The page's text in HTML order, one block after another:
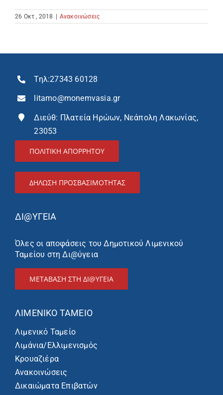
26 Οκτ , 2018 Ανακοινώσεις
Τηλ:27343 60128
litamo@monemvasia.gr
Διεύθ: Πλατεία Ηρώων, Νεάπολη Λακωνίας,
23053
ΠΟΛΙΤΙΚΗ ΑΠΟΡΡΗΤΟΥ
ΔΉΛΩΣΗ ΠΡΟΣΒΑΣΙΜΌΤΗΤΑΣ
ΔΙ@ΥΓΕΙΑ
Όλες οι αποφάσεις του Δημοτικού Λιμενικού
Ταμείου στη Δι@ύγεια
ΜΕΤΑΒΑΣΗ ΣΤΗ ΔΙ@ΥΓΕΙΑ
ΛΙΜΕΝΙΚΌ ΤΑΜΕΊΟ
Λιμενικό Ταμείο
Λιμάνια/Ελλιμενισμός
Κρουαζιέρα
Ανακοινώσεις
Δικαιώματα Επιβατών